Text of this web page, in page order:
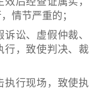
情节严重的；
讼、虚假仲裁、
行，致使判决、裁
行现场，致使执